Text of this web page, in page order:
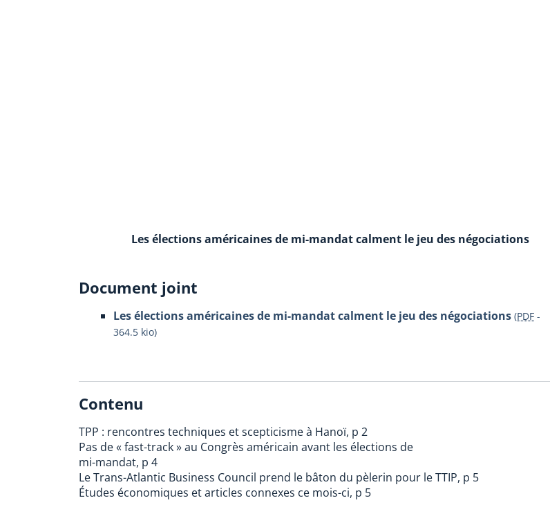
Les élections américaines de mi-mandat calment le jeu des négociations
Document joint
Les élections américaines de mi-mandat calment le jeu des négociations (PDF -
364.5 kio)
Contenu
TPP : rencontres techniques et scepticisme à Hanoï, p 2
Pas de « fast-track » au Congrès américain avant les élections de
mi-mandat, p 4
Le Trans-Atlantic Business Council prend le bâton du pèlerin pour le TTIP, p 5
Études économiques et articles connexes ce mois-ci, p 5